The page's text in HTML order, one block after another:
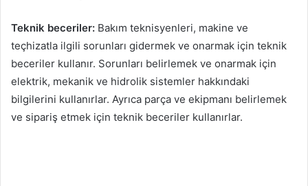
Teknik beceriler: Bakım teknisyenleri, makine ve
teçhizatla ilgili sorunları gidermek ve onarmak için teknik
beceriler kullanır. Sorunları belirlemek ve onarmak için
elektrik, mekanik ve hidrolik sistemler hakkındaki
bilgilerini kullanırlar. Ayrıca parça ve ekipmanı belirlemek
ve sipariş etmek için teknik beceriler kullanırlar.